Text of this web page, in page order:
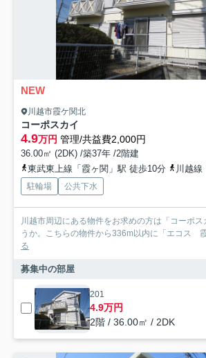
NEW
川越市霞ケ関北
コーポスカイ
4.9万円 管理/共益費2,000円
36.00㎡ (2DK) /築37年 /2階建
東武東上線「霞ヶ関」駅 徒歩10分
川越線
駐輪場 公共下水
川越市周辺にある物件をお求めの方は「コーポス
うか。こちらの物件から336m以内に「エコス
る
募集中の部屋
201
4.9万円
2階 / 36.00㎡ / 2DK